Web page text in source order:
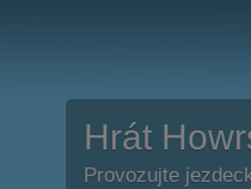
Hrát
Provozujte